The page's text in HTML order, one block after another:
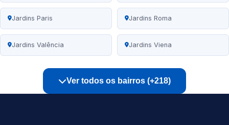
Jardins Paris Jardins Roma
Jardins Valência Jardins Viena
Ver todos os bairros (+218)